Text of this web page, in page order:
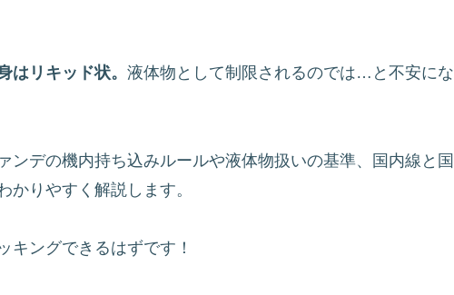
はリキッド状。 液体物として制限されるのでは…と不安にな
ンデの機内持ち込みルールや液体物扱いの基準、国内線と国
かりやすく解説します。
キングできるはずです！